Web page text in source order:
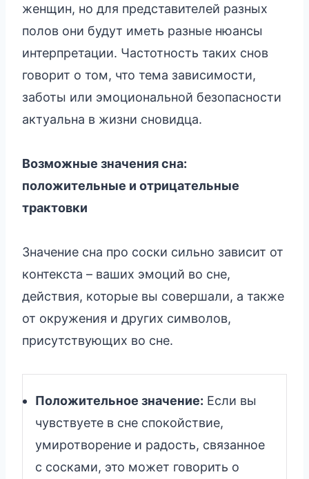
женщин, но для представителей разных
полов они будут иметь разные нюансы
интерпретации. Частотность таких снов
говорит о том, что тема зависимости,
заботы или эмоциональной безопасности
актуальна в жизни сновидца.
Возможные значения сна:
положительные и отрицательные
трактовки
Значение сна про соски сильно зависит от
контекста – ваших эмоций во сне,
действия, которые вы совершали, а также
от окружения и других символов,
присутствующих во сне.
Положительное значение: Если вы
чувствуете в сне спокойствие,
умиротворение и радость, связанное
с сосками, это может говорить о